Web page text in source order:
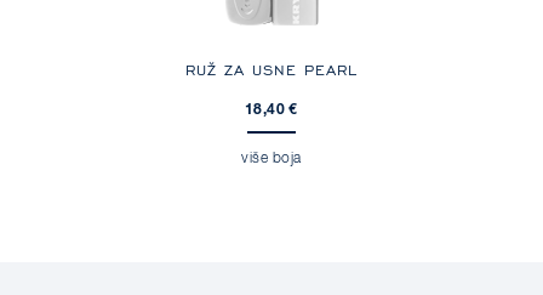
RUŽ ZA USNE PEARL
18,40 €
više boja